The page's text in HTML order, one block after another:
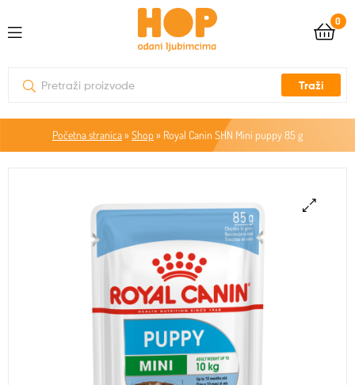
0
Traži
Početna stranica» Shop» Royal Canin SHN Mini puppy 85 g